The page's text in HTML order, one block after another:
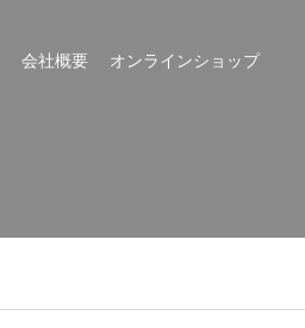
会社概要 オンラインショップ